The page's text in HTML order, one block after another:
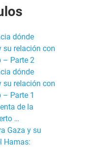
dónde
su relación con
– Parte 2
dónde
su relación con
Parte 1
de la
…
Gaza y su
Hamas: